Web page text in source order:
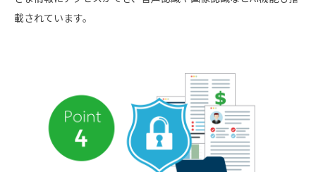
載されています。